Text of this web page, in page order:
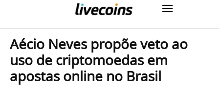
Aécio Neves propõe veto ao
uso de criptomoedas em
apostas online no Brasil